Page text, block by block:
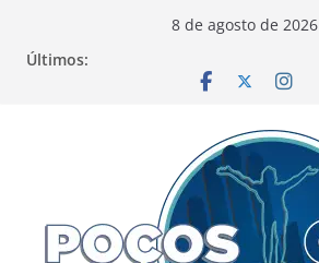
8 de agosto de 2026
Últimos: